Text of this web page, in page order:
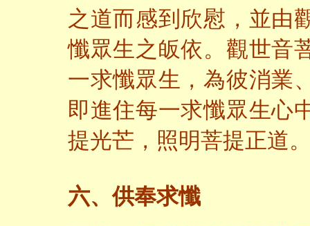
之道而感到欣慰，並由
懺眾生之皈依。觀世音
一求懺眾生，為彼消業
即進住每一求懺眾生心
提光芒，照明菩提正道
六、供奉求懺